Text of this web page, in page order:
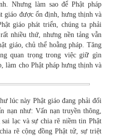
Nhưng làm sao để Phật pháp
giáo được ổn định, hưng thịnh và
giáo phát triển, chúng ta phải
nhiều thứ, nhưng nền tảng vẫn
giáo, chủ thể hoằng pháp. Tăng
quan trọng trong việc giữ gìn
làm cho Phật pháp hưng thịnh và
lúc này Phật giáo đang phải đối
nạn như: Vấn nạn truyền thông,
lạc và sự chia rẽ niềm tin Phật
rẽ cộng đồng Phật tử, sự triệt